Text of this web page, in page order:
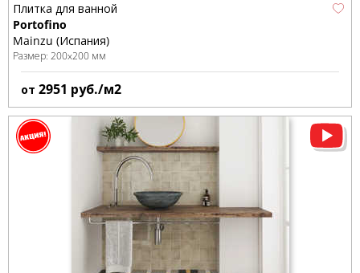
Плитка для ванной
Portofino
Mainzu (Испания)
Размер: 200x200 мм
от 2951 руб./м2